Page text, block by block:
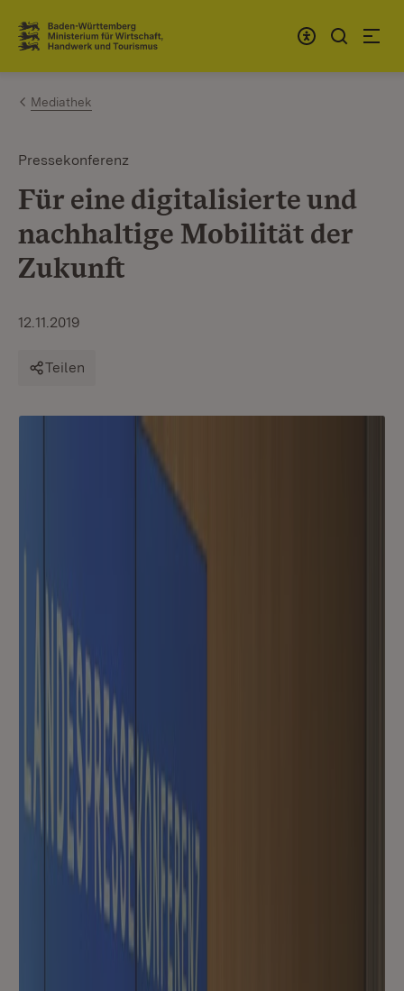
Zum Inhalt springen
Link zur Startseite
Mediathek
Pressekonferenz
Für eine digitalisierte und
nachhaltige Mobilität der
Zukunft
12.11.2019
Teilen